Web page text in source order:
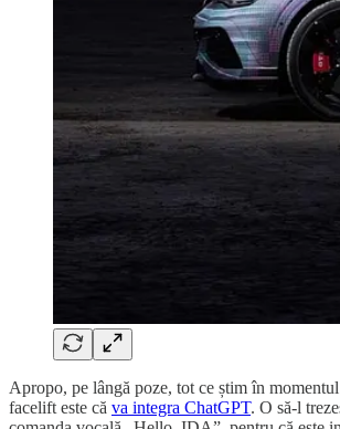
Apropo, pe lângă poze, tot ce știm în
facelift este că va integra ChatGPT. O să-l